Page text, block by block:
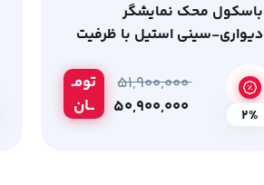
باسکول محک نمایشگر
دیواری-سینی استیل با ظرفیت
تومـ
ــان
۵۱,۹۰۰,۰۰۰
2%